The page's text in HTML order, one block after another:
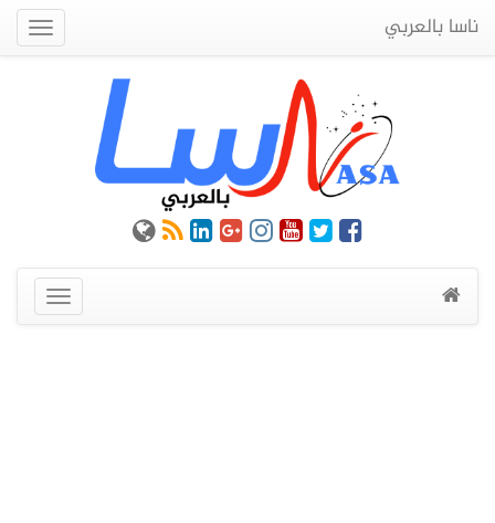
ناسا بالعربي
عرض
القائمة